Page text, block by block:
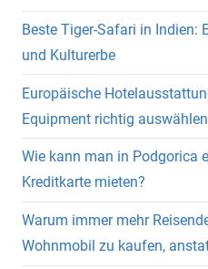
Beste Tiger-Safari in Indien:
und Kulturerbe
Europäische
Equipment richtig auswählen
Wie kann man in Podgorica
Kreditkarte mieten?
Warum immer mehr
Wohnmobil zu kaufen,